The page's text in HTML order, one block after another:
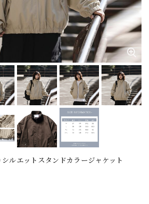
ルエットスタンドカラージャケット